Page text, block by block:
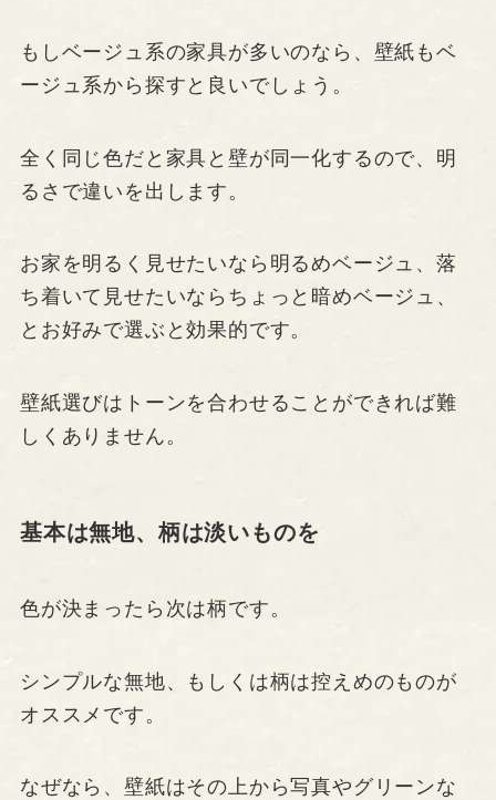
もしベージュ系の家具が多いのなら、壁紙もベ
ージュ系から探すと良いでしょう。
全く同じ色だと家具と壁が同一化するので、明
るさで違いを出します。
お家を明るく見せたいなら明るめベージュ、落
ち着いて見せたいならちょっと暗めベージュ、
とお好みで選ぶと効果的です。
壁紙選びはトーンを合わせることができれば難
しくありません。
基本は無地、柄は淡いものを
色が決まったら次は柄です。
シンプルな無地、もしくは柄は控えめのものが
オススメです。
なぜなら、壁紙はその上から写真やグリーンな